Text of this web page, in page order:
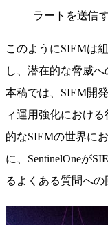
ラートを送信
このようにSIEMは
し、潜在的な脅威
本稿では、SIEM開
ィ運用強化におけ
的なSIEMの世界に
に、SentinelOneが
るよくある質問への